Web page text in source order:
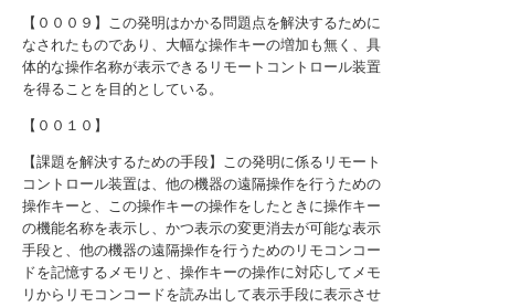
【０００９】この発明はかかる問題点を解決するために
なされたものであり、大幅な操作キーの増加も無く、具
体的な操作名称が表示できるリモートコントロール装置
を得ることを目的としている。
【００１０】
【課題を解決するための手段】この発明に係るリモート
コントロール装置は、他の機器の遠隔操作を行うための
操作キーと、この操作キーの操作をしたときに操作キー
の機能名称を表示し、かつ表示の変更消去が可能な表示
手段と、他の機器の遠隔操作を行うためのリモコンコー
ドを記憶するメモリと、操作キーの操作に対応してメモ
リからリモコンコードを読み出して表示手段に表示させ